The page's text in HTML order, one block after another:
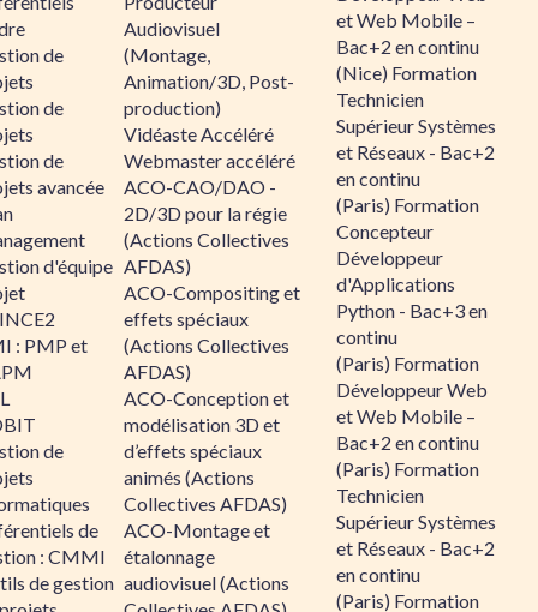
de
de
de
avancée
d'équipe
: PMP et
de
de
: CMMI
de gestion
Audiovisuel
(Montage,
Animation/3D, Post-
production)
Vidéaste Accéléré
Webmaster accéléré
ACO-CAO/DAO -
2D/3D pour la régie
(Actions Collectives
AFDAS)
ACO-Compositing et
effets spéciaux
(Actions Collectives
AFDAS)
ACO-Conception et
modélisation 3D et
d’effets spéciaux
animés (Actions
Collectives AFDAS)
ACO-Montage et
étalonnage
audiovisuel (Actions
et Web Mobile –
Bac+2 en continu
(Nice) Formation
Technicien
Supérieur Systèmes
et Réseaux - Bac+2
en continu
(Paris) Formation
Concepteur
Développeur
d'Applications
Python - Bac+3 en
continu
(Paris) Formation
Développeur Web
et Web Mobile –
Bac+2 en continu
(Paris) Formation
Technicien
Supérieur Systèmes
et Réseaux - Bac+2
en continu
(Paris) Formation